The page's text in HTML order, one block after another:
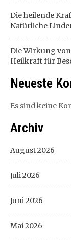
Die heilende
Natürliche
Die Wirkung
Heilkraft für
Neueste
Es sind keine
Archiv
August 2026
Juli 2026
Juni 2026
Mai 2026